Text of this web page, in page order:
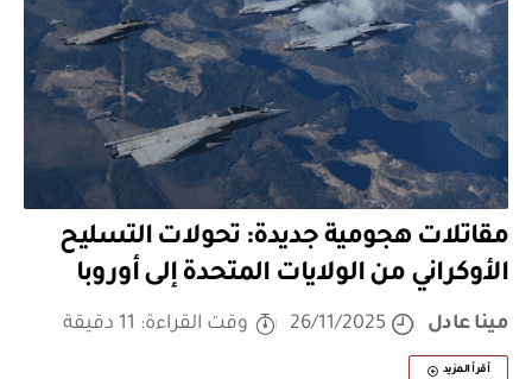
مقاتلات هجومية جديدة: تحولات التسليح
الأوكراني من الولايات المتحدة إلى أوروبا
مينا عادل 26/11/2025 وقت القراءة: 11 دقيقة
أقرأ المزيد